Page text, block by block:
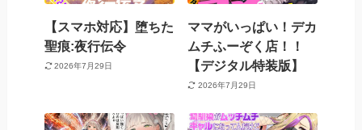
【スマホ対応】堕ちた
聖痕:夜行伝令
2026年7月29日
ママがいっぱい！デカ
ムチふーぞく店！！
【デジタル特装版】
2026年7月29日